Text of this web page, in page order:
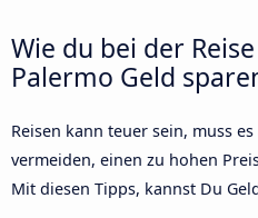
Wie du bei der
Palermo Geld
Reisen kann teuer sein, muss
vermeiden, einen zu hohen
Mit diesen Tipps, kannst Du